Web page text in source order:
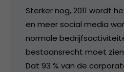
Sterker nog, 2011 wordt
en meer social media
normale
bestaansrecht moet
Dat 93 % van de